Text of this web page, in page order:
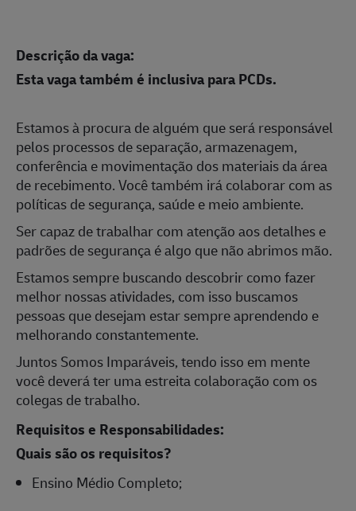
Descrição da vaga:
Esta vaga também é inclusiva para PCDs.
Estamos à procura de alguém que será responsável
pelos processos de separação, armazenagem,
conferência e movimentação dos materiais da área
de recebimento. Você também irá colaborar com as
políticas de segurança, saúde e meio ambiente.
Ser capaz de trabalhar com atenção aos detalhes e
padrões de segurança é algo que não abrimos mão.
Estamos sempre buscando descobrir como fazer
melhor nossas atividades, com isso buscamos
pessoas que desejam estar sempre aprendendo e
melhorando constantemente.
Juntos Somos Imparáveis, tendo isso em mente
você deverá ter uma estreita colaboração com os
colegas de trabalho.
Requisitos e Responsabilidades:
Quais são os requisitos?
Ensino Médio Completo;